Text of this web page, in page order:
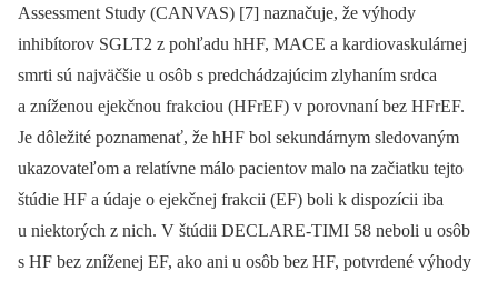
Assessment Study (CANVAS) [7] naznačuje, že výhody
inhibítorov SGLT2 z pohľadu hHF, MACE a kardiovaskulárnej
smrti sú najväčšie u osôb s predchádzajúcim zlyhaním srdca
a zníženou ejekčnou frakciou (HFrEF) v porovnaní bez HFrEF.
Je dôležité poznamenať, že hHF bol sekundárnym sledovaným
ukazovateľom a relatívne málo pacientov malo na začiatku tejto
štúdie HF a údaje o ejekčnej frakcii (EF) boli k dispozícii iba
u niektorých z nich. V štúdii DECLARE-TIMI 58 neboli u osôb
s HF bez zníženej EF, ako ani u osôb bez HF, potvrdené výhody